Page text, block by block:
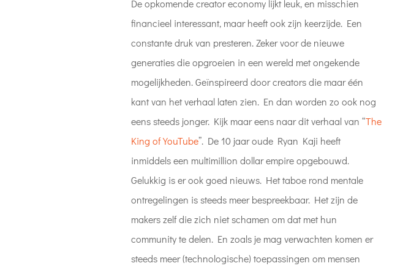
De opkomende creator economy lijkt leuk, en misschien
financieel interessant, maar heeft ook zijn keerzijde. Een
constante druk van presteren. Zeker voor de nieuwe
generaties die opgroeien in een wereld met ongekende
mogelijkheden. Geïnspireerd door creators die maar één
kant van het verhaal laten zien. En dan worden zo ook nog
eens steeds jonger. Kijk maar eens naar dit verhaal van “The
King of YouTube”. De 10 jaar oude Ryan Kaji heeft
inmiddels een multimillion dollar empire opgebouwd.
Gelukkig is er ook goed nieuws. Het taboe rond mentale
ontregelingen is steeds meer bespreekbaar. Het zijn de
makers zelf die zich niet schamen om dat met hun
community te delen. En zoals je mag verwachten komen er
steeds meer (technologische) toepassingen om mensen